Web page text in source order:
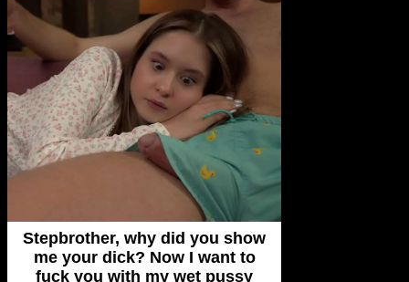
テストを受ける
他の結果を見る
All copyrights by 1stype.io
事業者名
: 펜시(Fanxy)·代表者 : 황재근
事業者番号: 214-19-05358·電話番号
住所: 강원도 강릉시 구정면 금평로 146 101호
利用規約·プライバシーポリシー お知らせ
rights reserved.